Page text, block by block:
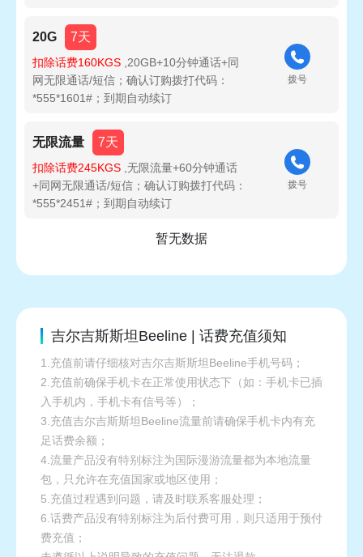
20G 7天
扣除话费160KGS ,20GB+10分钟通话+同
网无限通话/短信；确认订购拨打代码：
*555*1601#；到期自动续订
拨号
无限流量 7天
扣除话费245KGS ,无限流量+60分钟通话
+同网无限通话/短信；确认订购拨打代码：
*555*2451#；到期自动续订
拨号
暂无数据
吉尔吉斯斯坦Beeline | 话费充值须知
1.充值前请仔细核对吉尔吉斯斯坦Beeline手机号码；
2.充值前确保手机卡在正常使用状态下（如：手机卡已插
入手机内，手机卡有信号等）；
3.充值吉尔吉斯斯坦Beeline流量前请确保手机卡内有充
足话费余额；
4.流量产品没有特别标注为国际漫游流量都为本地流量
包，只允许在充值国家或地区使用；
5.充值过程遇到问题，请及时联系客服处理；
6.话费产品没有特别标注为后付费可用，则只适用于预付
费充值；